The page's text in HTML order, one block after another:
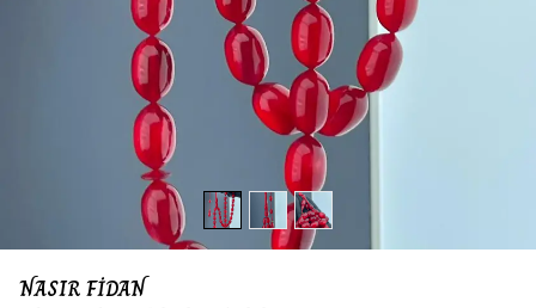
NASIR FİDAN